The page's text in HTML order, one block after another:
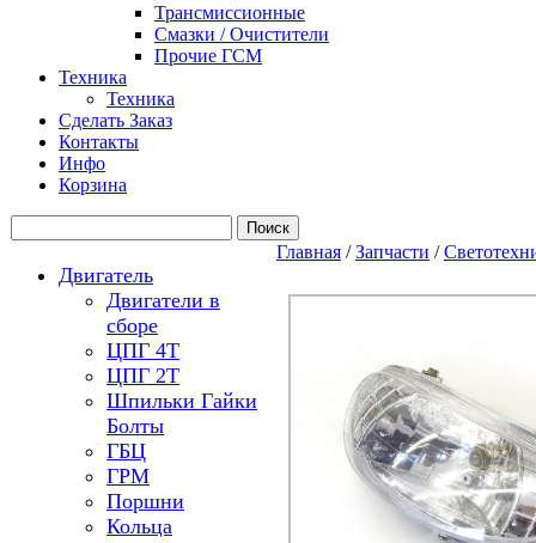
Трансмиссионные
Смазки / Очистители
Прочие ГСМ
Техника
Техника
Сделать Заказ
Контакты
Инфо
Корзина
Двигатель
Двигатели в
сборе
ЦПГ 4Т
ЦПГ 2Т
Шпильки Гайки
Болты
ГБЦ
ГРМ
Поршни
Кольца
Главная /Запчасти /